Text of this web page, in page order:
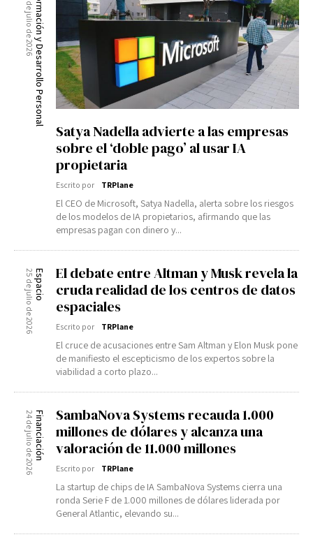
Formación y Desarrollo Personal
26 de julio de 2026
Satya Nadella advierte a las empresas
sobre el ‘doble pago’ al usar IA
propietaria
Escrito por TRPlane
El CEO de Microsoft, Satya Nadella, alerta sobre los riesgos
de los modelos de IA propietarios, afirmando que las
empresas pagan con dinero y...
Espacio
25 de julio de 2026
El debate entre Altman y Musk revela la
cruda realidad de los centros de datos
espaciales
Escrito por TRPlane
El cruce de acusaciones entre Sam Altman y Elon Musk pone
de manifiesto el escepticismo de los expertos sobre la
viabilidad a corto plazo...
Financiación
24 de julio de 2026
SambaNova Systems recauda 1.000
millones de dólares y alcanza una
valoración de 11.000 millones
Escrito por TRPlane
La startup de chips de IA SambaNova Systems cierra una
ronda Serie F de 1.000 millones de dólares liderada por
General Atlantic, elevando su...